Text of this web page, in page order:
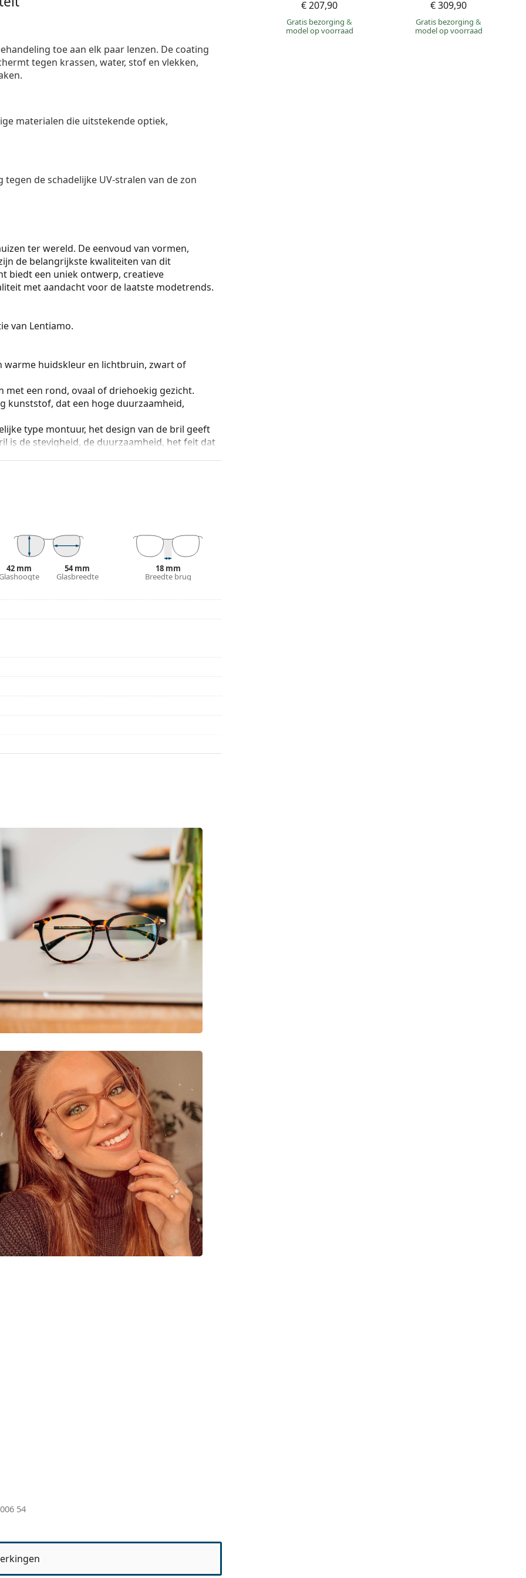
€ 207,90
Gratis bezorging&
model op voorraad
€ 309,90
Gratis bezorging&
model op voorraad
toe aan elk paar lenzen. De coating
tegen krassen, water, stof en vlekken,
materialen die uitstekende optiek,
de schadelijke UV-stralen van de zon
ter wereld. De eenvoud van vormen,
de belangrijkste kwaliteiten van dit
biedt een uniek ontwerp, creatieve
met aandacht voor de laatste modetrends.
van Lentiamo.
huidskleur en lichtbruin, zwart of
een rond, ovaal of driehoekig gezicht.
kunststof, dat een hoge duurzaamheid,
type montuur, het design van de bril geeft
is de stevigheid, de duurzaamheid, het feit dat
de koker en het ontwerp kunnen variëren.
verzorgen van zonnebrillen. Sommige
van een doekje.
of Bekijk onze brillengids
als je hulp nodig hebt
gebruik.
42 mm 54 mm
Glasbreedte
18 mm
Breedte brug
54